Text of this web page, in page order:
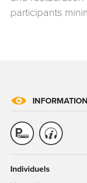
participants
Individuels